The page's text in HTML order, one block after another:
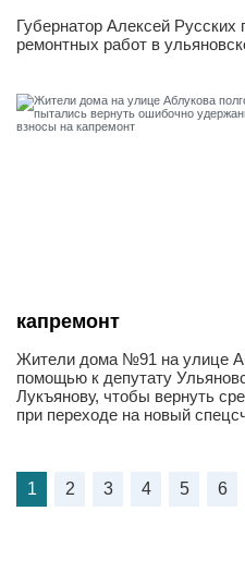
Губернатор Алексей Русских
ремонтных работ в
капремонт
Жители дома №91 на улице
помощью к депутату
Лукъянову, чтобы вернуть
при переходе на новый
1 2 3 4 5 6